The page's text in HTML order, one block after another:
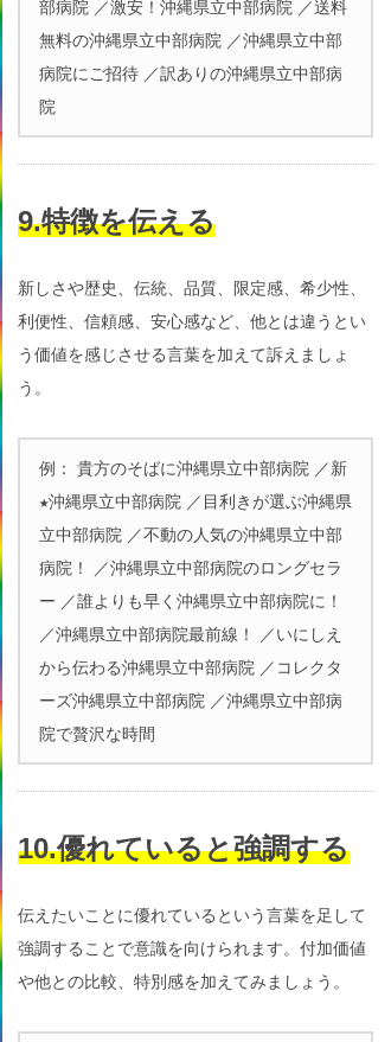
部病院 ／激安！沖縄県立中部病院 ／送料
無料の沖縄県立中部病院 ／沖縄県立中部
病院にご招待 ／訳ありの沖縄県立中部病
院
9.特徴を伝える
新しさや歴史、伝統、品質、限定感、希少性、
利便性、信頼感、安心感など、他とは違うとい
う価値を感じさせる言葉を加えて訴えましょ
う。
例： 貴方のそばに沖縄県立中部病院 ／新
★沖縄県立中部病院 ／目利きが選ぶ沖縄県
立中部病院 ／不動の人気の沖縄県立中部
病院！ ／沖縄県立中部病院のロングセラ
ー ／誰よりも早く沖縄県立中部病院に！
／沖縄県立中部病院最前線！ ／いにしえ
から伝わる沖縄県立中部病院 ／コレクタ
ーズ沖縄県立中部病院 ／沖縄県立中部病
院で贅沢な時間
10.優れていると強調する
伝えたいことに優れているという言葉を足して
強調することで意識を向けられます。付加価値
や他との比較、特別感を加えてみましょう。